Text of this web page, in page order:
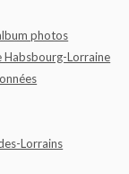
photos
Habsbourg-Lorraine
Lorrains